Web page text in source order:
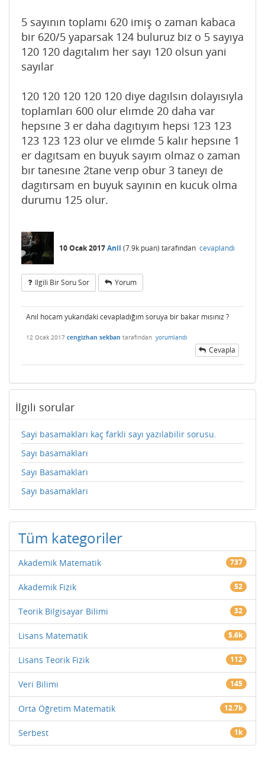
5 sayının toplamı 620 imiş o zaman kabaca
bir 620/5 yaparsak 124 buluruz biz o 5 sayıya
120 120 dagıtalım her sayı 120 olsun yani
sayılar
120 120 120 120 120 diye dagılsın dolayısıyla
toplamları 600 olur elımde 20 daha var
hepsıne 3 er daha dagıtıyım hepsi 123 123
123 123 123 olur ve elımde 5 kalır hepsıne 1
er dagıtsam en buyuk sayım olmaz o zaman
bır tanesıne 2tane verıp obur 3 taneyı de
dagıtırsam en buyuk sayının en kucuk olma
durumu 125 olur.
10 Ocak 2017Anil (7.9k puan) tarafından cevaplandı
Ilgili Bir Soru Sor Yorum
Anıl hocam yukarıdaki cevapladığım soruya bir bakar mısınız ?
12 Ocak 2017 cengizhan sekban tarafından yorumlandı
Cevapla
İlgili sorular
Sayi basamakları kaç farkli sayı yazılabilir sorusu.
Sayı basamakları
Sayı Basamakları
Sayı basamakları
Tüm kategoriler
Akademik Matematik 737
Akademik Fizik 52
Teorik Bilgisayar Bilimi 32
Lisans Matematik 5.6k
Lisans Teorik Fizik 112
Veri Bilimi 145
Orta Öğretim Matematik 12.7k
Serbest 1k